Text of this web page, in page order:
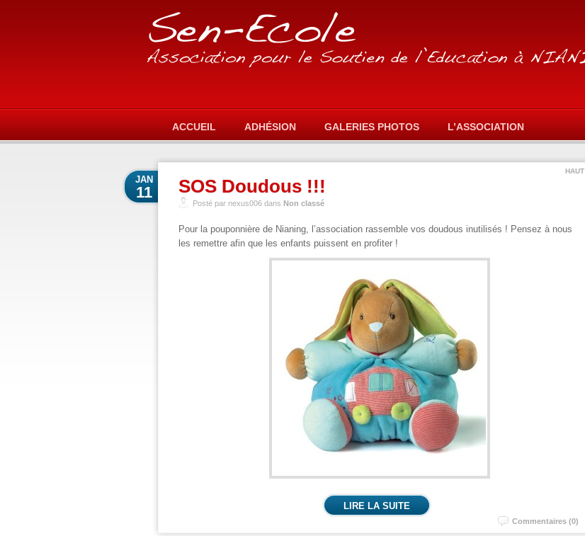
ACCUEIL ADHÉSION GALERIES PHOTOS L’ASSOCIATION
HAUT
SOS Doudous !!!
JAN
11
Posté par nexus006 dans Non classé
Pour la pouponnière de Nianing, l’association rassemble vos doudous inutilisés ! Pensez à nous
les remettre afin que les enfants puissent en profiter !
LIRE LA SUITE
Commentaires (0)